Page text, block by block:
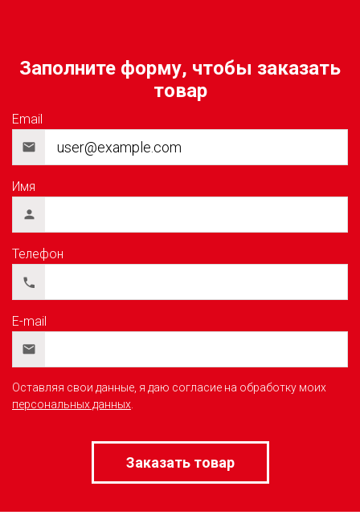
Заполните форму, чтобы заказать
товар
Email
Имя
Телефон
E-mail
Оставляя свои данные, я даю согласие на обработку моих
персональных данных.